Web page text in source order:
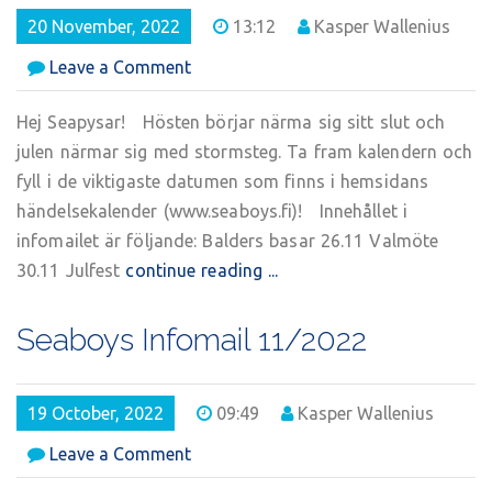
20 November, 2022 13:12 Kasper Wallenius
Leave a Commenton
Seaboys
Infomail
12/2022
Hej Seapysar! Hösten börjar närma sig sitt slut och
julen närmar sig med stormsteg. Ta fram kalendern och
fyll i de viktigaste datumen som finns i hemsidans
händelsekalender (www.seaboys.fi)! Innehållet i
infomailet är följande: Balders basar 26.11 Valmöte
30.11 Julfest continue reading ...
Seaboys Infomail 11/2022
19 October, 2022 09:49 Kasper Wallenius
Leave a Commenton